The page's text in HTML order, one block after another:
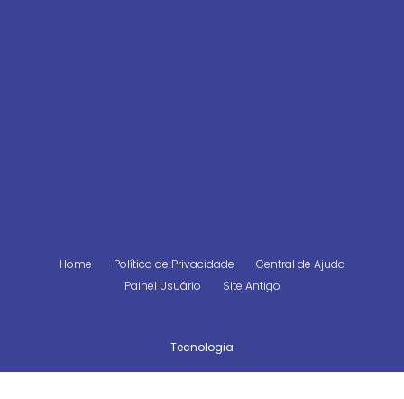
Home Política de Privacidade
Central de Ajuda
Painel Usuário
Site Antigo
Tecnologia